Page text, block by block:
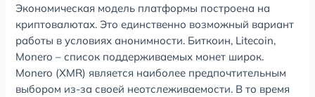
Экономическая модель платформы построена на
криптовалютах. Это единственно возможный вариант
работы в условиях анонимности. Биткоин, Litecoin,
Monero – список поддерживаемых монет широк.
Monero (XMR) является наиболее предпочтительным
выбором из-за своей неотслеживаемости. В то время